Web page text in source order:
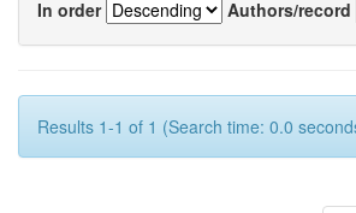
In order
Authors/record
Results 1-1 of 1 (Search time: 0.0